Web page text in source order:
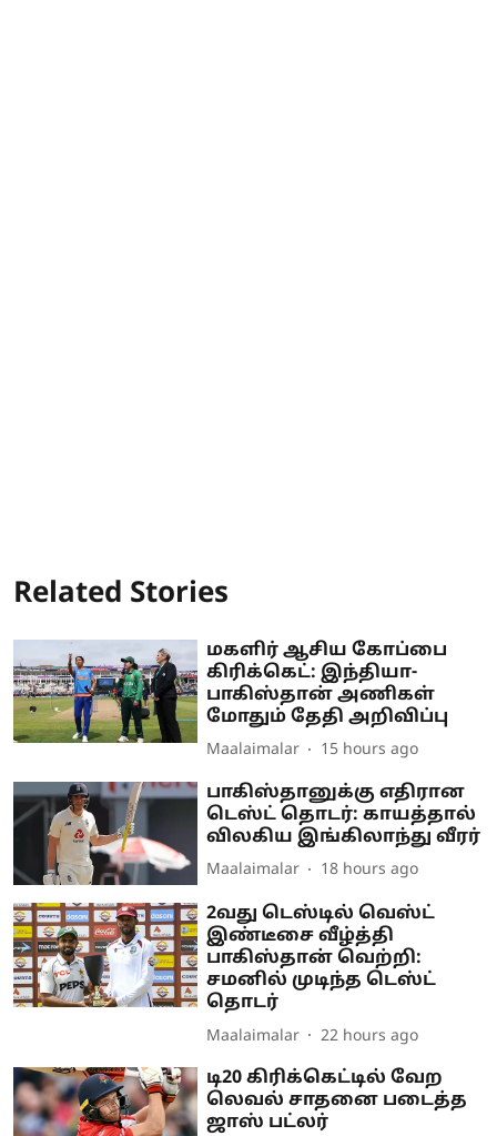
Related Stories
மகளிர் ஆசிய கோப்பை
கிரிக்கெட்: இந்தியா-
பாகிஸ்தான் அணிகள்
மோதும் தேதி அறிவிப்பு
Maalaimalar 15 hours ago
பாகிஸ்தானுக்கு எதிரான
டெஸ்ட் தொடர்: காயத்தால்
விலகிய இங்கிலாந்து வீரர்
Maalaimalar 18 hours ago
2வது டெஸ்டில் வெஸ்ட்
இண்டீசை வீழ்த்தி
பாகிஸ்தான் வெற்றி:
சமனில் முடிந்த டெஸ்ட்
தொடர்
Maalaimalar 22 hours ago
டி20 கிரிக்கெட்டில் வேற
லெவல் சாதனை படைத்த
ஜாஸ் பட்லர்